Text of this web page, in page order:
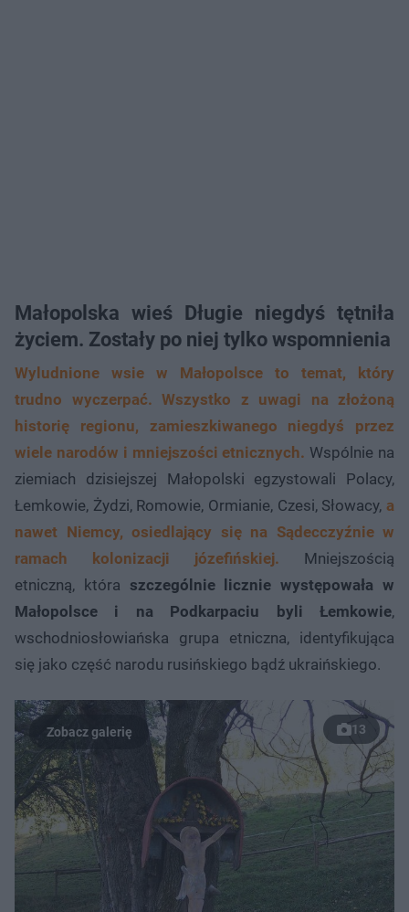
Małopolska wieś Długie niegdyś tętniła
życiem. Zostały po niej tylko wspomnienia
Wyludnione wsie w Małopolsce to temat, który
trudno wyczerpać. Wszystko z uwagi na złożoną
historię regionu, zamieszkiwanego niegdyś przez
wiele narodów i mniejszości etnicznych. Wspólnie na
ziemiach dzisiejszej Małopolski egzystowali Polacy,
Łemkowie, Żydzi, Romowie, Ormianie, Czesi, Słowacy, a
nawet Niemcy, osiedlający się na Sądecczyźnie w
ramach kolonizacji józefińskiej. Mniejszością
etniczną, która szczególnie licznie występowała w
Małopolsce i na Podkarpaciu byli Łemkowie,
wschodniosłowiańska grupa etniczna, identyfikująca
się jako część narodu rusińskiego bądź ukraińskiego.
13